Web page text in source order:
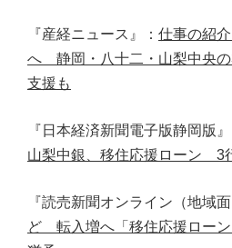
『産経ニュース』： 仕事の紹
へ 静岡・八十二・山梨中央
支援も
『日本経済新聞電子版静岡版』
山梨中銀、移住応援ローン 3
『読売新聞オンライン（地域
ど 転入増へ「移住応援ロー